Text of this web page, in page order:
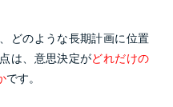
どのような長期計画に位置
は、意思決定がどれだけの
です。